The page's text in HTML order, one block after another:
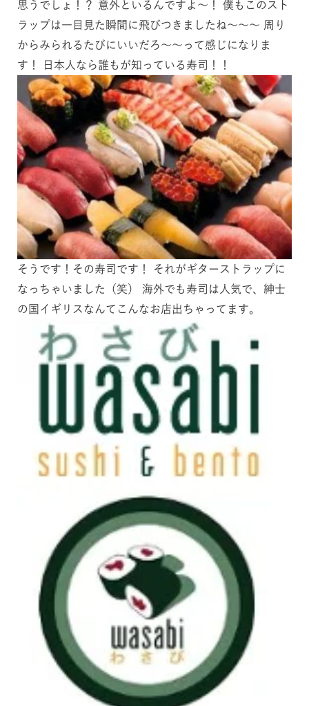
思うでしょ！？ 意外といるんですよ～！ 僕もこのスト
ラップは一目見た瞬間に飛びつきましたね～～～ 周り
からみられるたびにいいだろ～～って感じになりま
す！ 日本人なら誰もが知っている寿司！！
そうです！その寿司です！ それがギターストラップに
なっちゃいました（笑） 海外でも寿司は人気で、紳士
の国イギリスなんてこんなお店出ちゃってます。